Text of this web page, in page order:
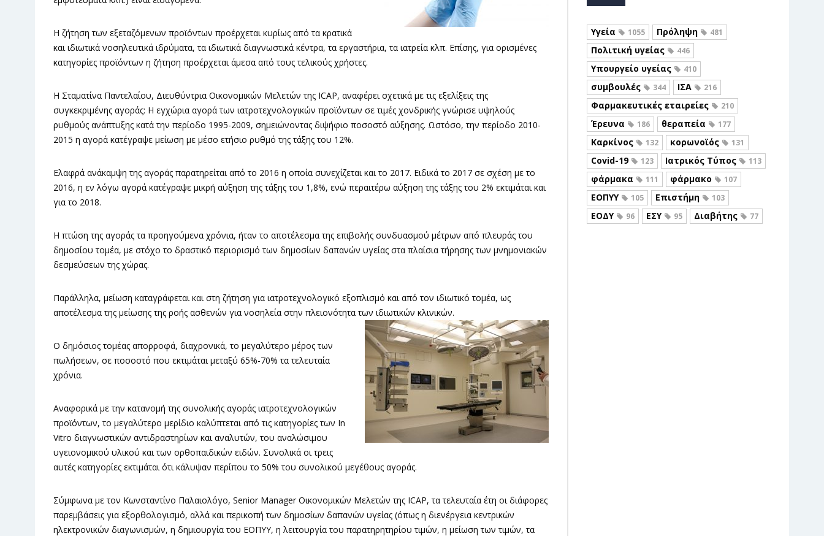
Η ζήτηση των εξεταζόμενων προϊόντων προέρχεται κυρίως από τα κρατικά
και ιδιωτικά νοσηλευτικά ιδρύματα, τα ιδιωτικά διαγνωστικά κέντρα, τα εργαστήρια, τα ιατρεία κλπ. Επίσης, για ορισμένες
κατηγορίες προϊόντων η ζήτηση προέρχεται άμεσα από τους τελικούς χρήστες.
Η Σταματίνα Παντελαίου, Διευθύντρια Οικονομικών Μελετών της ICAP, αναφέρει σχετικά με τις εξελίξεις της
συγκεκριμένης αγοράς: Η εγχώρια αγορά των ιατροτεχνολογικών προϊόντων σε τιμές χονδρικής γνώρισε υψηλούς
ρυθμούς ανάπτυξης κατά την περίοδο 1995-2009, σημειώνοντας διψήφιο ποσοστό αύξησης. Ωστόσο, την περίοδο 2010-
2015 η αγορά κατέγραψε μείωση με μέσο ετήσιο ρυθμό της τάξης του 12%.
Ελαφρά ανάκαμψη της αγοράς παρατηρείται από το 2016 η οποία συνεχίζεται και το 2017. Ειδικά το 2017 σε σχέση με το
2016, η εν λόγω αγορά κατέγραψε μικρή αύξηση της τάξης του 1,8%, ενώ περαιτέρω αύξηση της τάξης του 2% εκτιμάται και
για το 2018.
Η πτώση της αγοράς τα προηγούμενα χρόνια, ήταν το αποτέλεσμα της επιβολής συνδυασμού μέτρων από πλευράς του
δημοσίου τομέα, με στόχο το δραστικό περιορισμό των δημοσίων δαπανών υγείας στα πλαίσια τήρησης των μνημονιακών
δεσμεύσεων της χώρας.
Παράλληλα, μείωση καταγράφεται και στη ζήτηση για ιατροτεχνολογικό εξοπλισμό και από τον ιδιωτικό τομέα, ως
αποτέλεσμα της μείωσης της ροής ασθενών για νοσηλεία στην πλειονότητα των ιδιωτικών κλινικών.
Ο δημόσιος τομέας απορροφά, διαχρονικά, το μεγαλύτερο μέρος των
πωλήσεων, σε ποσοστό που εκτιμάται μεταξύ 65%-70% τα τελευταία
χρόνια.
Αναφορικά με την κατανομή της συνολικής αγοράς ιατροτεχνολογικών
προϊόντων, το μεγαλύτερο μερίδιο καλύπτεται από τις κατηγορίες των In
Vitro διαγνωστικών αντιδραστηρίων και αναλυτών, του αναλώσιμου
υγειονομικού υλικού και των ορθοπαιδικών ειδών. Συνολικά οι τρεις
αυτές κατηγορίες εκτιμάται ότι κάλυψαν περίπου το 50% του συνολικού μεγέθους αγοράς.
Σύμφωνα με τον Κωνσταντίνο Παλαιολόγο, Senior Manager Οικονομικών Μελετών της ICAP, τα τελευταία έτη οι διάφορες
παρεμβάσεις για εξορθολογισμό, αλλά και περικοπή των δημοσίων δαπανών υγείας (όπως η διενέργεια κεντρικών
ηλεκτρονικών διαγωνισμών, η δημιουργία του ΕΟΠΥΥ, η λειτουργία του παρατηρητηρίου τιμών, η μείωση των τιμών, τα
Υγεία 1055 Πρόληψη 481
Πολιτική υγείας 446
Υπουργείο υγείας 410
συμβουλές 344 ΙΣΑ 216
Φαρμακευτικές εταιρείες 210
Έρευνα 186 θεραπεία 177
Καρκίνος 132 κορωνοϊός 131
Covid-19 123 Ιατρικός Τύπος 113
φάρμακα 111 φάρμακο 107
ΕΟΠΥΥ 105 Επιστήμη 103
ΕΟΔΥ 96 ΕΣΥ 95 Διαβήτης 77